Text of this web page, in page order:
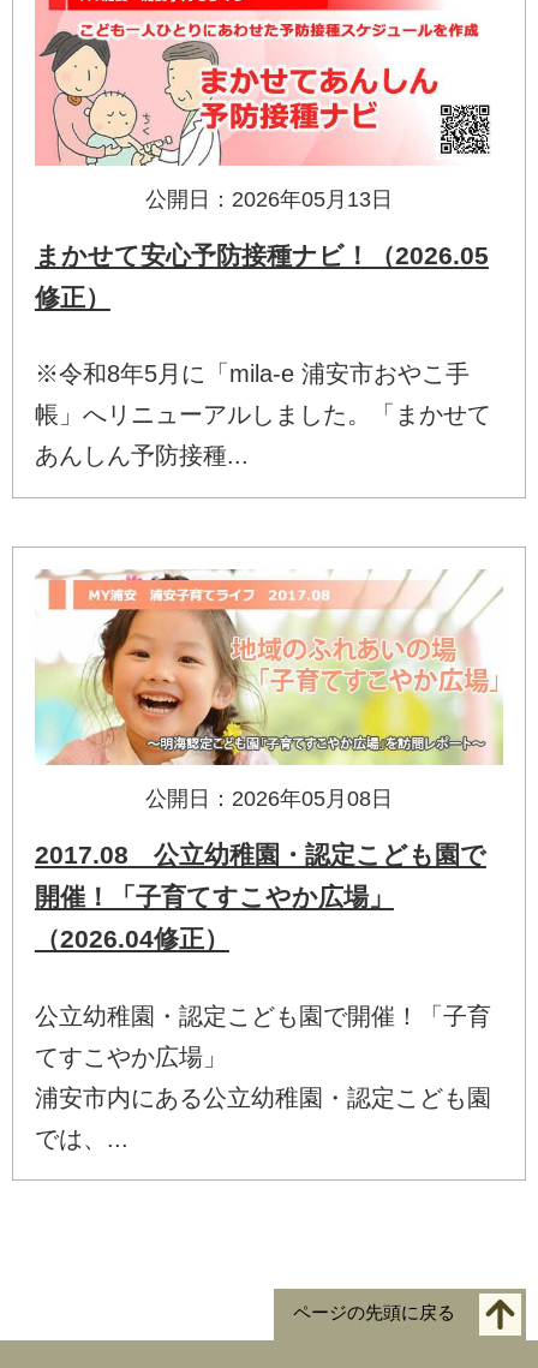
公開日：2026年05月13日
まかせて安心予防接種ナビ！（2026.05
修正）
※令和8年5月に「mila-e 浦安市おやこ手
帳」へリニューアルしました。「まかせて
あんしん予防接種...
公開日：2026年05月08日
2017.08 公立幼稚園・認定こども園で
開催！「子育てすこやか広場」
（2026.04修正）
公立幼稚園・認定こども園で開催！「子育
てすこやか広場」
浦安市内にある公立幼稚園・認定こども園
では、...
ページの先頭に戻る